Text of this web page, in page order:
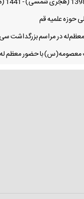
حوزه علمیه قم
در مراسم بزرگداشت سی
معصومه(س) با حضور معظم له